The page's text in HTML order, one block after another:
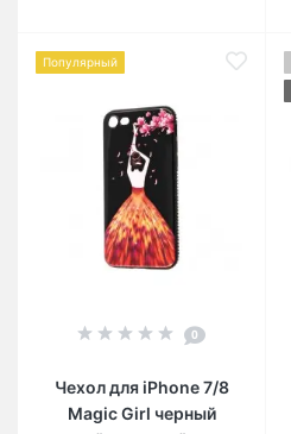
Популярный
0
Чехол для iPhone 7/8
Magic Girl черный